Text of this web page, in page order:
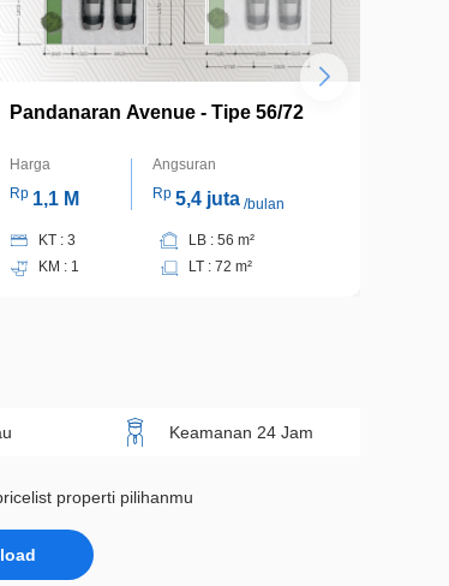
Pandanaran Avenue - Tipe 56/72
Harga
Rp 1,1 M
Angsuran
Rp 5,4 juta /bulan
KT : 3
KM : 1
LB : 56 m²
LT : 72 m²
Keamanan 24 Jam
properti pilihanmu